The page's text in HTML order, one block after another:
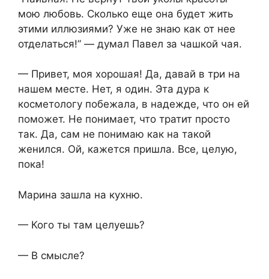
мою любовь. Сколько еще она будет жить
этими иллюзиями? Уже не знаю как от нее
отделаться!” — думал Павел за чашкой чая.
— Привет, моя хорошая! Да, давай в три на
нашем месте. Нет, я один. Эта дура к
косметологу побежала, в надежде, что он ей
поможет. Не понимает, что тратит просто
так. Да, сам не понимаю как на такой
женился. Ой, кажется пришла. Все, целую,
пока!
Марина зашла на кухню.
— Кого ты там целуешь?
— В смысле?